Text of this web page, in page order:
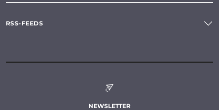
RSS-FEEDS
NEWSLETTER